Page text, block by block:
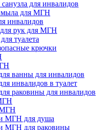
для инвалидов
мыла для МГН
инвалидов
рук для МГН
туалета
крючки
ванны для инвалидов
инвалидов в туалет
раковины для инвалидов
МГН
МГН для душа
МГН для раковины